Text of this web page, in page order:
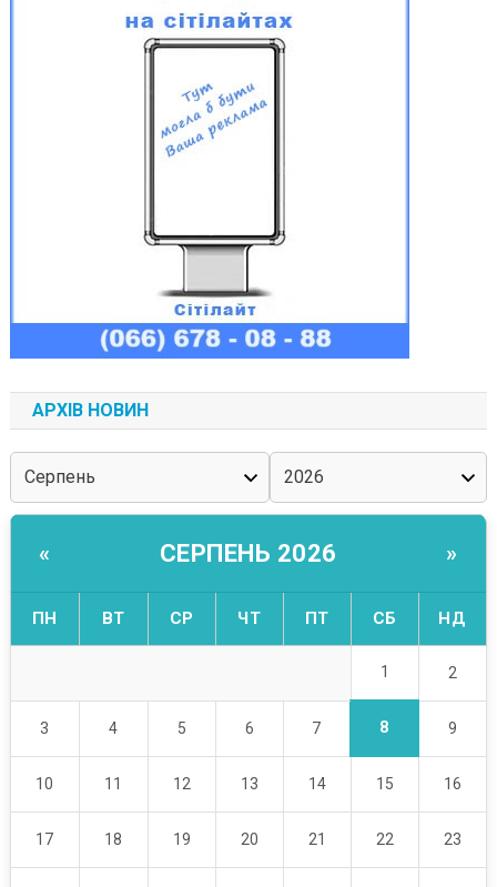
АРХІВ НОВИН
« СЕРПЕНЬ 2026 »
ПН ВТ СР ЧТ ПТ СБ НД
1 2
3 4 5 6 7 8 9
10 11 12 13 14 15 16
17 18 19 20 21 22 23